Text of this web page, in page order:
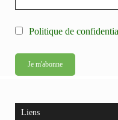
Politique de
Liens